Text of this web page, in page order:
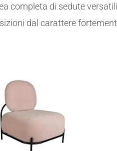
completa di sedute
dal carattere